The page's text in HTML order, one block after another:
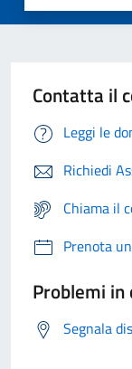
Contatta il
Leggi le
Richiedi
Chiama il
Prenota
Problemi
Segnala